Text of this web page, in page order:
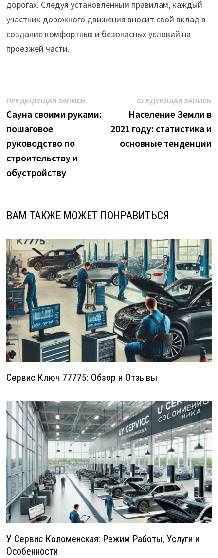
дорогах. Следуя установленным правилам, каждый
участник дорожного движения вносит свой вклад в
создание комфортных и безопасных условий на
проезжей части.
Навигация
по
записям
ПРЕДЫДУЩАЯ ЗАПИСЬПредыдущая
запись:
Сауна своими руками:
пошаговое
руководство по
строительству и
обустройству
СЛЕДУЮЩАЯ ЗАПИСЬ
Население Земли в
2021 году: статистика и
основные тенденции
ВАМ ТАКЖЕ МОЖЕТ ПОНРАВИТЬСЯ
Сервис Ключ 77775: Обзор и Отзывы
У Сервис Коломенская: Режим Работы, Услуги и
Особенности